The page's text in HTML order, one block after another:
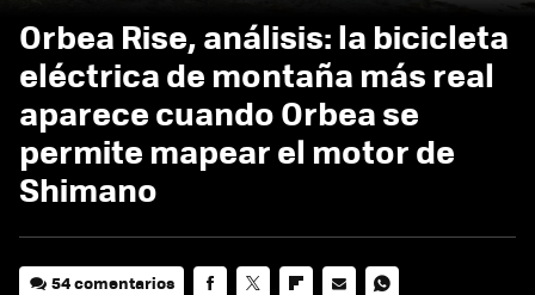
Orbea Rise, análisis: la bicicleta
eléctrica de montaña más real
aparece cuando Orbea se
permite mapear el motor de
Shimano
54 comentarios